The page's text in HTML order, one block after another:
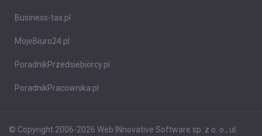
Business-tax.pl
MojeBiuro24.pl
PoradnikPrzedsiebiorcy.pl
PoradnikPracownika.pl
© Copyright 2006-2026 Web INnovative Software sp. z o. o., ul.